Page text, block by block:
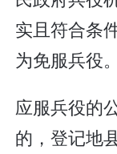
实且符合条
为免服兵役。
应服兵役的
的，登记地